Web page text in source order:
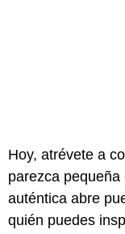
Hoy, atrévete a
parezca
auténtica abre
quién puedes